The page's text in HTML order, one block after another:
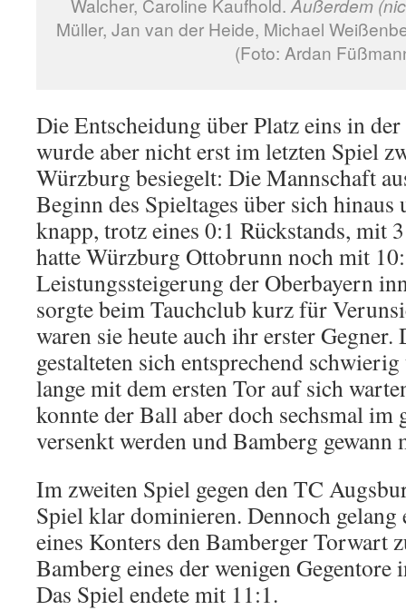
Walcher, Caroline Kaufhold. Außerdem
Müller, Jan van der Heide, Michael
(Foto: Ardan
Die Entscheidung über Platz eins in
wurde aber nicht erst im letzten Spiel
Würzburg besiegelt: Die Mannschaft
Beginn des Spieltages über sich
knapp, trotz eines 0:1 Rückstands, mit
hatte Würzburg Ottobrunn noch mit
Leistungssteigerung der Oberbayern
sorgte beim Tauchclub kurz für
waren sie heute auch ihr erster
gestalteten sich entsprechend
lange mit dem ersten Tor auf sich
konnte der Ball aber doch sechsmal im
versenkt werden und Bamberg gewann
Im zweiten Spiel gegen den TC
Spiel klar dominieren. Dennoch gelang
eines Konters den Bamberger Torwart
Bamberg eines der wenigen Gegentore
Das Spiel endete mit 11:1.